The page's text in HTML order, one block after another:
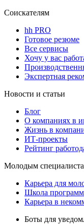
Соискателям
hh PRO
Готовое резюме
Все сервисы
Хочу у вас
Экспертная
Новости и статьи
Блог
О компаниях в
Жизнь в
ИТ-проекты
Рейтинг
Молодым
Карьера для
Школа
Карьера в
Боты для